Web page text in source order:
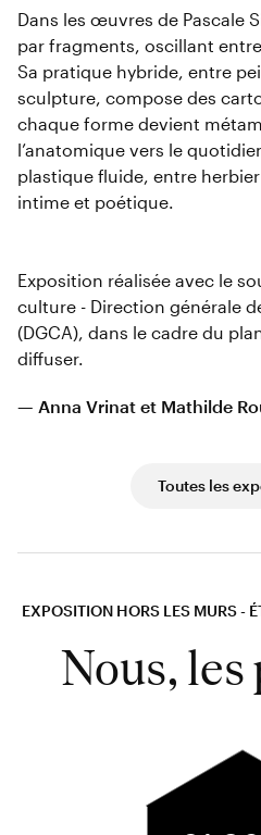
Dans les œuvres de Pascale
par fragments, oscillant
Sa pratique hybride, entre
sculpture, compose des
chaque forme devient
l’anatomique vers le
plastique fluide, entre
intime et poétique.
Exposition réalisée avec le
culture - Direction générale
(DGCA), dans le cadre du
diffuser.
— Anna Vrinat et Mathilde
Toutes les
EXPOSITION HORS LES MURS -
Nous,